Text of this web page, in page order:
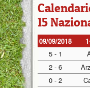
15
09/09/2018
5 - 1
2 - 6
0 - 2